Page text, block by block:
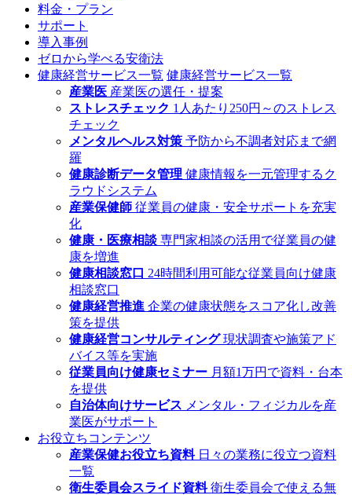
料金・プラン
サポート
導入事例
ゼロから学べる安衛法
健康経営サービス一覧 健康経営サービス一覧
産業医 産業医の選任・提案
ストレスチェック 1人あたり250円～のストレス
チェック
メンタルヘルス対策 予防から不調者対応まで網
羅
健康診断データ管理 健康情報を一元管理するク
ラウドシステム
産業保健師 従業員の健康・安全サポートを充実
化
健康・医療相談 専門家相談の活用で従業員の健
康を増進
健康相談窓口 24時間利用可能な従業員向け健康
相談窓口
健康経営推進 企業の健康状態をスコア化し改善
策を提供
健康経営コンサルティング現状調査や施策アド
バイス等を実施
従業員向け健康セミナー 月額1万円で資料・台本
を提供
自治体向けサービス メンタル・フィジカルを産
業医がサポート
お役立ちコンテンツ
産業保健お役立ち資料日々の業務に役立つ資料
一覧
衛生委員会スライド資料衛生委員会で使える無